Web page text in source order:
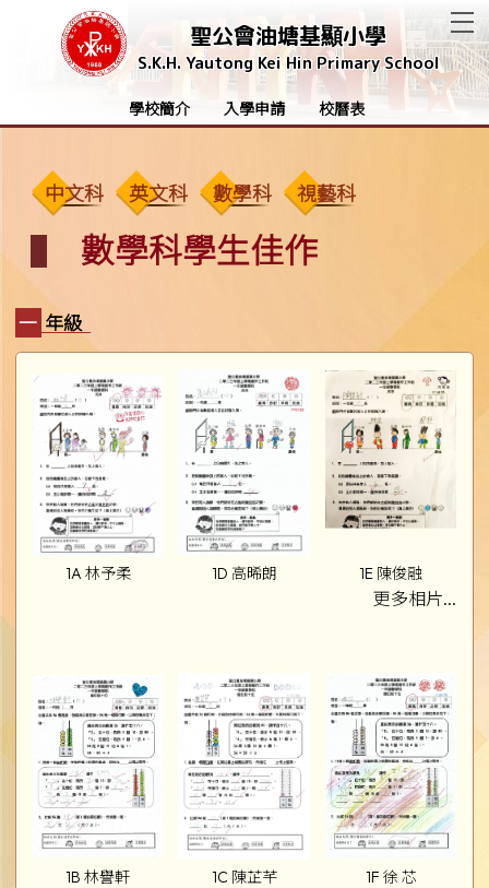
聖公會油塘基顯小學
S.K.H. Yautong Kei Hin Primary School
學校簡介 入學申請 校曆表
中文科 英文科 數學科 視藝科
數學科學生佳作
一年級
1A 林予柔 1D 高晞朗 1E 陳俊融
更多相片...
1B 林譽軒 1C 陳芷芊
1F 徐 芯